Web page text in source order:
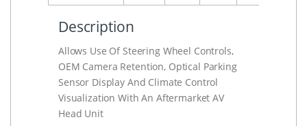
Description
Allows Use Of Steering Wheel Controls,
OEM Camera Retention, Optical Parking
Sensor Display And Climate Control
Visualization With An Aftermarket AV
Head Unit